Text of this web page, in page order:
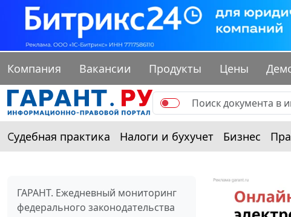
Компания Вакансии Продукты Цены
Судебная практика Налоги и бухучет Бизнес
ГАРАНТ. Ежедневный мониторинг
федерального законодательства